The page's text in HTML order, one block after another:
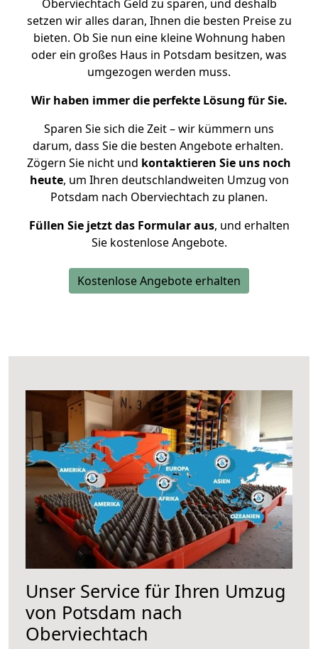
Oberviechtach Geld zu sparen, und deshalb
setzen wir alles daran, Ihnen die besten Preise zu
bieten. Ob Sie nun eine kleine Wohnung haben
oder ein großes Haus in Potsdam besitzen, was
umgezogen werden muss.
Wir haben immer die perfekte Lösung für Sie.
Sparen Sie sich die Zeit – wir kümmern uns
darum, dass Sie die besten Angebote erhalten.
Zögern Sie nicht und kontaktieren Sie uns noch
heute, um Ihren deutschlandweiten Umzug von
Potsdam nach Oberviechtach zu planen.
Füllen Sie jetzt das Formular aus, und erhalten
Sie kostenlose Angebote.
Kostenlose Angebote erhalten
Unser Service für Ihren Umzug
von Potsdam nach
Oberviechtach